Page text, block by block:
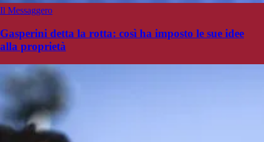
Il Messaggero
Gasperini detta la rotta: così ha imposto le sue idee
alla proprietà